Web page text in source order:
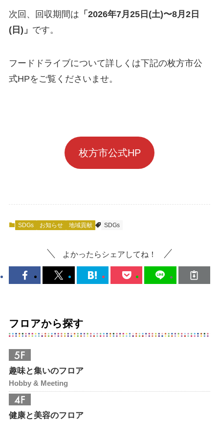
次回、回収期間は 「2026年7月25日(土)〜8月2日
(日)」 です。
フードドライブについて詳しくは下記の枚方市公
式HPをご覧くださいませ。
枚方市公式HP
SDGs お知らせ 地域貢献 SDGs
よかったらシェアしてね！
フロアから探す
趣味と集いのフロア
Hobby & Meeting
健康と美容のフロア